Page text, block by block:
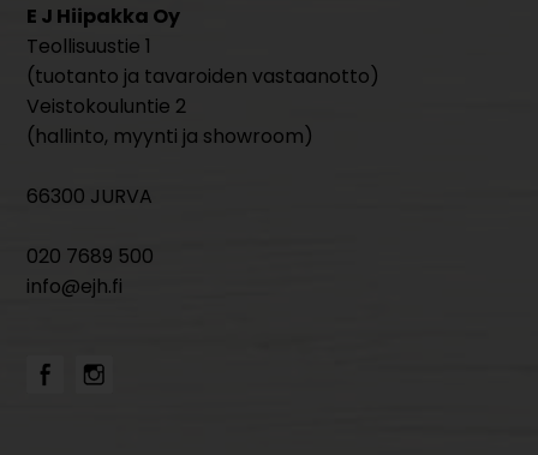
E J Hiipakka Oy
Teollisuustie 1
(tuotanto ja tavaroiden vastaanotto)
Veistokouluntie 2
(hallinto, myynti ja showroom)
66300 JURVA
020 7689 500
info@ejh.fi